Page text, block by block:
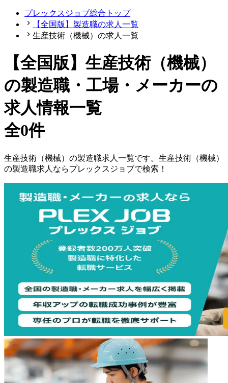
プレックスジョブ総合トップ
【全国版】製造職の求人一覧
生産技術（機械）の求人一覧
【全国版】生産技術（機械）
の製造職・工場・メーカーの
求人情報一覧
全0件
生産技術（機械） の製造職求人一覧です。 生産技術（機械）
の製造職求人ならプレックスジョブで検索！